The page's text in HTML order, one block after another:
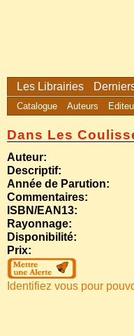
Les Librairies
Catalogue Auteurs
Dans Les
Auteur:
Descriptif:
Année de Parution:
Commentaires:
ISBN/EAN13:
Rayonnage:
Disponibilité:
Prix:
Identifiez vous pour